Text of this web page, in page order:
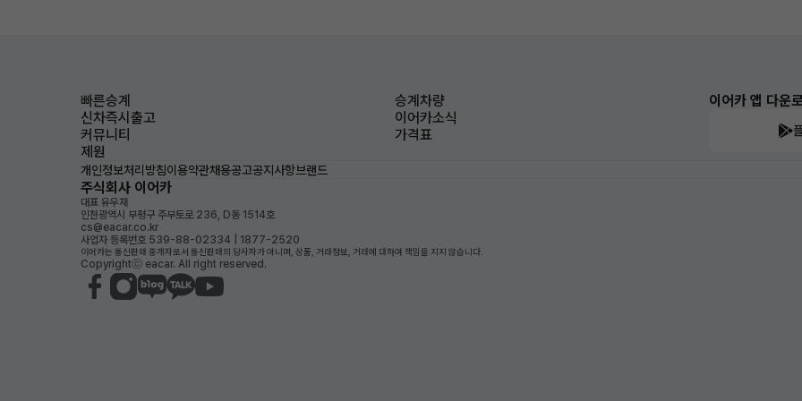
빠른승계
승계차량
신차즉시출고
이어카소식
커뮤니티
가격표
제원
이어카 앱 다운
개인정보처리방침이용약관채용공고공지사항브랜드
주식회사 이어카
대표 유우재
인천광역시 부평구 주부토로 236, D동 1514호
cs@eacar.co.kr
사업자 등록번호 539-88-02334 | 1877-2520
이어카는 통신판매 중개자로서 통신판매의 당사자가 아니며, 상품, 거래정보, 거래에 대하여 책임을 지지 않습니다.
Copyrightⓒ eacar. All right reserved.